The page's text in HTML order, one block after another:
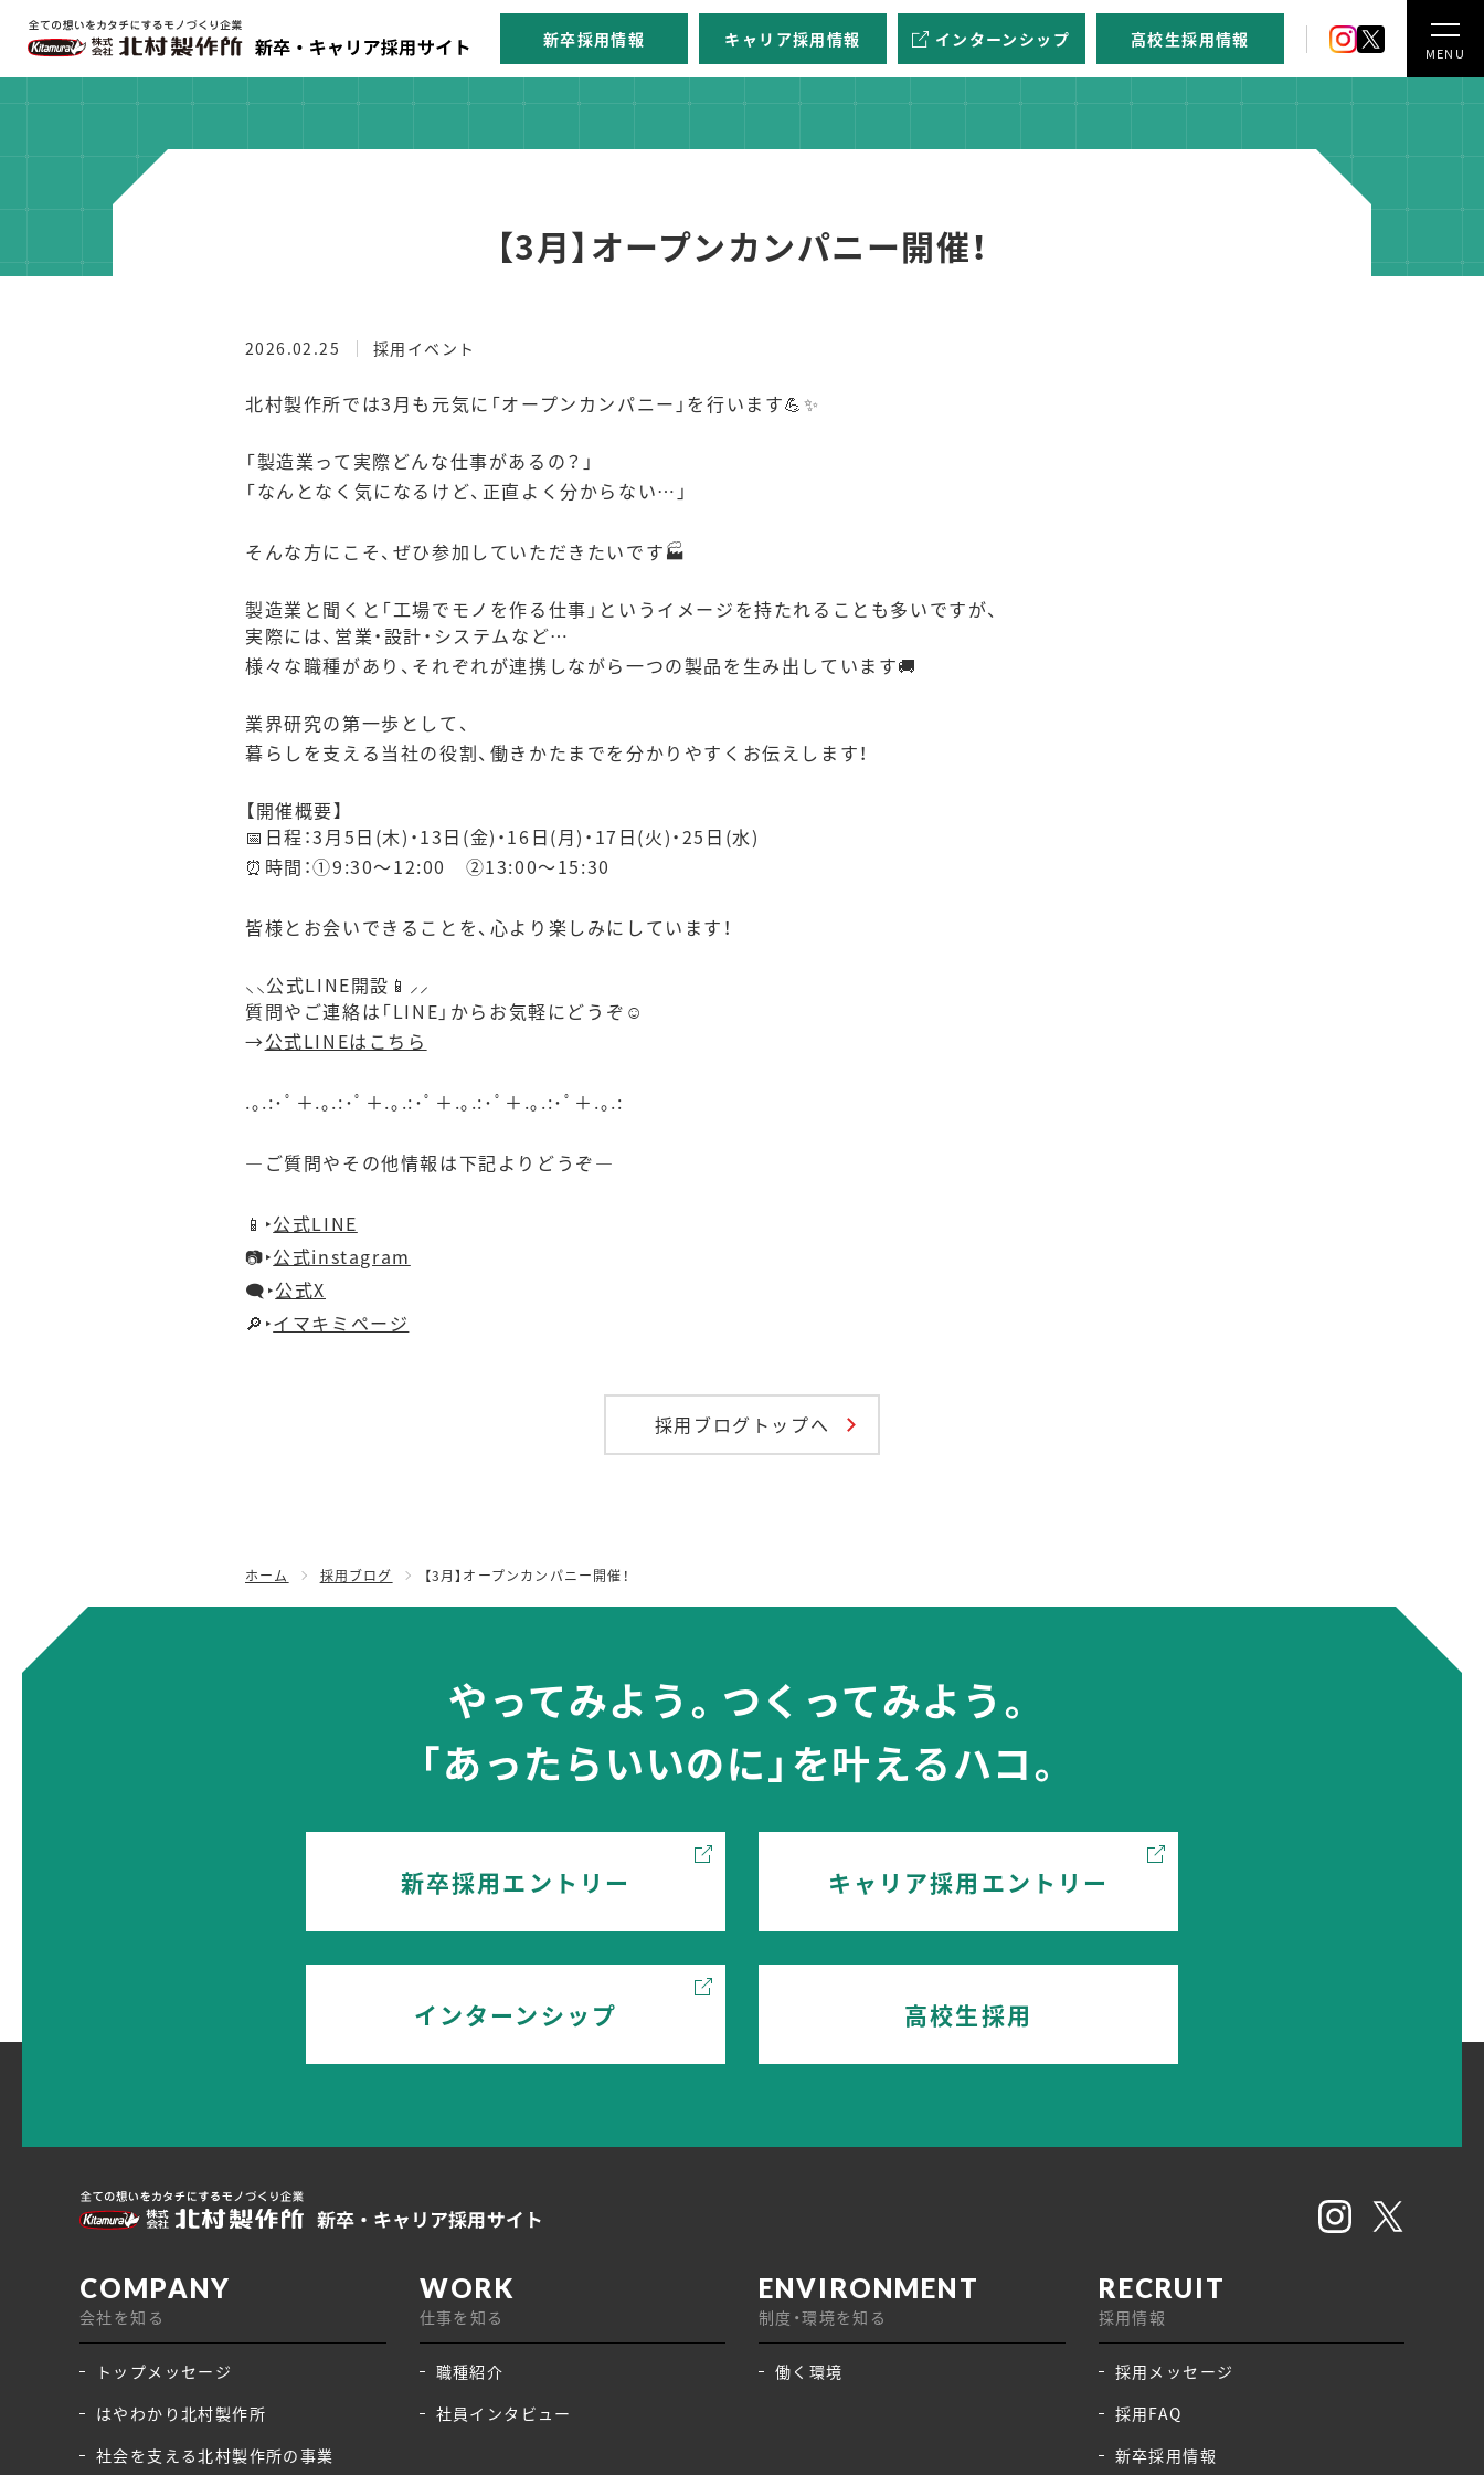
新卒採用情報 キャリア採用情報 インターンシップ 高校生採用情報
MENU
【3月】オープンカンパニー開催！
2026.02.25 採用イベント
北村製作所では3月も元気に「オープンカンパニー」を行います💪✨
「製造業って実際どんな仕事があるの？」
「なんとなく気になるけど、正直よく分からない…」
そんな方にこそ、ぜひ参加していただきたいです🏭
製造業と聞くと「工場でモノを作る仕事」というイメージを持たれることも多いですが、
実際には、営業・設計・システムなど…
様々な職種があり、それぞれが連携しながら一つの製品を生み出しています🚚
業界研究の第一歩として、
暮らしを支える当社の役割、働きかたまでを分かりやすくお伝えします！
【開催概要】
📅日程：3月5日(木)・13日(金)・16日(月)・17日(火)・25日(水)
⏰時間：①9:30～12:00 ②13:00～15:30
皆様とお会いできることを、心より楽しみにしています！
⸜⸜公式LINE開設📱⸝⸝
質問やご連絡は「LINE」からお気軽にどうぞ☺️
→公式LINEはこちら
.｡.:･ﾟ＋.｡.:･ﾟ＋.｡.:･ﾟ＋.｡.:･ﾟ＋.｡.:･ﾟ＋.｡.:
—ご質問やその他情報は下記よりどうぞ—
📱‣公式LINE
📷‣公式instagram
🗨️‣公式X
🔎‣イマキミページ
採用ブログトップへ
ホーム 採用ブログ 【3月】オープンカンパニー開催！
やってみよう。つくってみよう。
「あったらいいのに」を叶えるハコ。
新卒採用エントリー キャリア採用エントリー
インターンシップ 高校生採用
会社を知る
トップメッセージ
はやわかり北村製作所
社会を支える北村製作所の事業
仕事を知る
職種紹介
社員インタビュー
制度・環境を知る
働く環境
採用情報
採用メッセージ
採用FAQ
新卒採用情報